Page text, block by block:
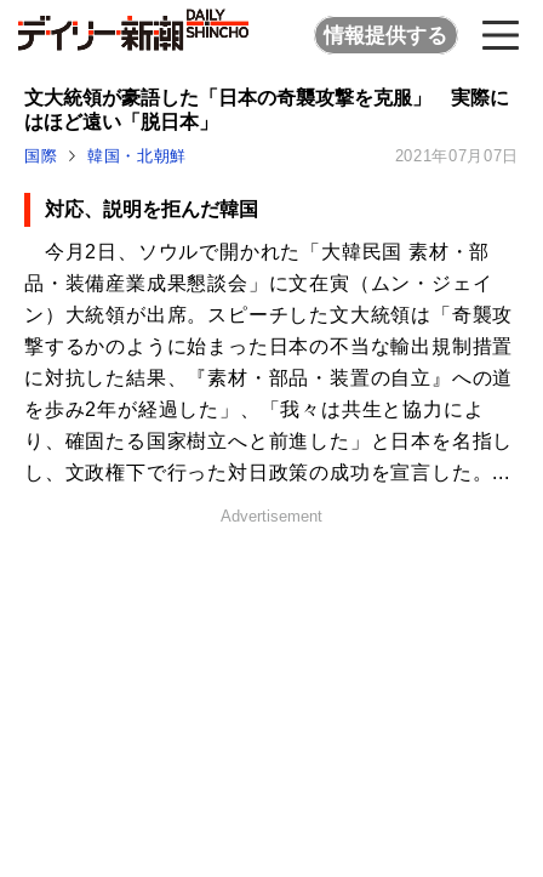
情報提供する
文大統領が豪語した「日本の奇襲攻撃を克服」 実際に
はほど遠い「脱日本」
国際 韓国・北朝鮮 2021年07月07日
対応、説明を拒んだ韓国
今月2日、ソウルで開かれた「大韓民国 素材・部
品・装備産業成果懇談会」に文在寅（ムン・ジェイ
ン）大統領が出席。スピーチした文大統領は「奇襲攻
撃するかのように始まった日本の不当な輸出規制措置
に対抗した結果、『素材・部品・装置の自立』への道
を歩み2年が経過した」、「我々は共生と協力によ
り、確固たる国家樹立へと前進した」と日本を名指し
し、文政権下で行った対日政策の成功を宣言した。...
Advertisement